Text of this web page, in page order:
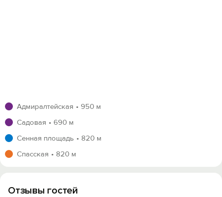
Адмиралтейская
950 м
Садовая
690 м
Сенная площадь
820 м
Спасская
820 м
Отзывы гостей